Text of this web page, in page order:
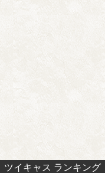
ツイキャス ランキング